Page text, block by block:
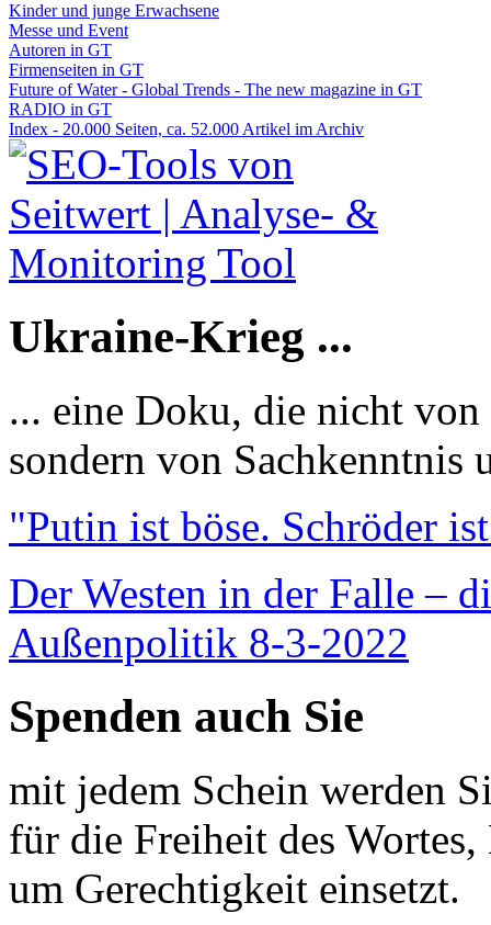
Kinder und junge Erwachsene
Messe und Event
Autoren in GT
Firmenseiten in GT
Future of Water - Global Trends - The new magazine in GT
RADIO in GT
Index - 20.000 Seiten, ca. 52.000 Artikel im Archiv
Ukraine-Krieg ...
... eine Doku, die nicht
sondern von Sachkenntnis
"Putin ist böse. Schröder
Der Westen in der Falle –
Außenpolitik 8-3-2022
Spenden auch Sie
mit jedem Schein werden
für die Freiheit des
um Gerechtigkeit einsetzt.